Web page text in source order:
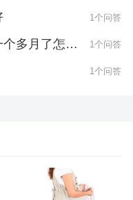
1个问答
多月了怎么
1个问答
1个问答